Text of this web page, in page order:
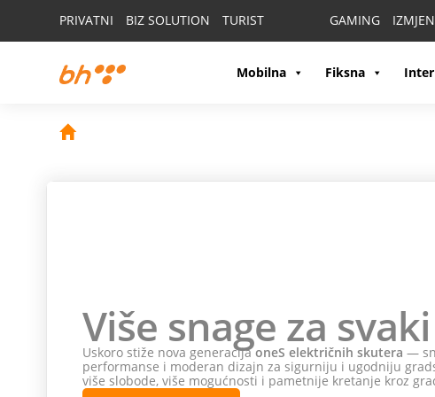
PRIVATNI BIZ SOLUTION TURIST GAMING
Mobilna Fiksna
Više snage za
Uskoro stiže nova generacijaoneS električnih skutera —
performanse i moderan dizajn za sigurniju i ugodniju
više slobode, više mogućnosti i pametnije kretanje kroz